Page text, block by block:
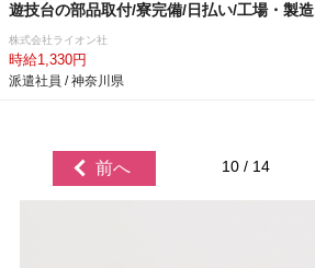
遊技台の部品取付/寮完備/日払い/工場・製造
株式会社ライオン社
時給1,330円
派遣社員 / 神奈川県
前へ 10 / 14